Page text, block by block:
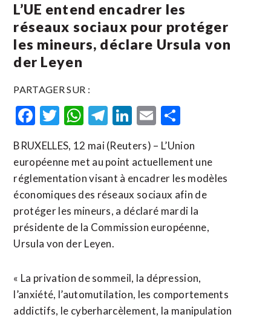
L’UE entend encadrer les
réseaux sociaux pour protéger
les mineurs, déclare Ursula von
der Leyen
PARTAGER SUR :
Facebook
Twitter
WhatsApp
Telegram
LinkedIn
Email
BRUXELLES, 12 mai (Reuters) – L’Union
européenne met au point actuellement une
réglementation visant à encadrer les modèles
économiques des réseaux sociaux afin de
protéger les mineurs, a déclaré mardi la
présidente de la Commission européenne,
Ursula von der Leyen.
« La ​privation de ‌sommeil, la dépression,
l’anxiété, l’automutilation, les comportements ​
addictifs, le cyberharcèlement, ⁠la manipulation